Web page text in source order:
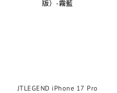
JTLEGEND iPhone 17 Pro